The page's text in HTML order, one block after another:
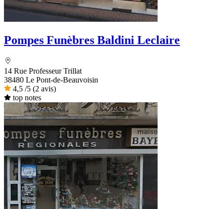
Pompes Funèbres Baldini Leclaire
14 Rue Professeur Trillat
38480 Le Pont-de-Beauvoisin
4,5 /5 (2 avis)
top notes